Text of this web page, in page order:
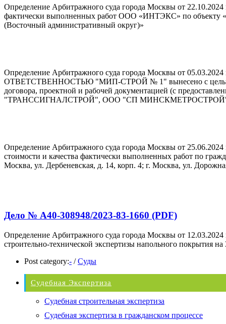
Определение Арбитражного суда города Москвы от
фактически выполненных работ ООО «ИНТЭКС» по объекту
(Восточный административный округ)»
Определение Арбитражного суда города Москвы от
ОТВЕТСТВЕННОСТЬЮ "МИП-СТРОЙ № 1" вынесено с целью
договора, проектной и рабочей документацией (с
"ТРАНССИГНАЛСТРОЙ", ООО "СП
Определение Арбитражного суда города Москвы от
стоимости и качества фактически выполненных работ по
Москва, ул. Дербеневская, д. 14, корп. 4; г. Москва, ул.
Дело № А40-308948/2023-83-1660 (PDF)
Определение Арбитражного суда города Москвы от
строительно-технической экспертизы напольного покрытия
Post category:- / Суды
Судебная Экспертиза
Судебная строительная экспертиза
Судебная экспертиза в гражданском процессе